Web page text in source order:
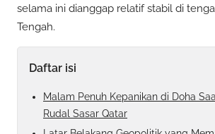
selama ini dianggap relatif stabil di
Tengah.
Daftar isi
Malam Penuh Kepanikan di Doha
Rudal Sasar Qatar